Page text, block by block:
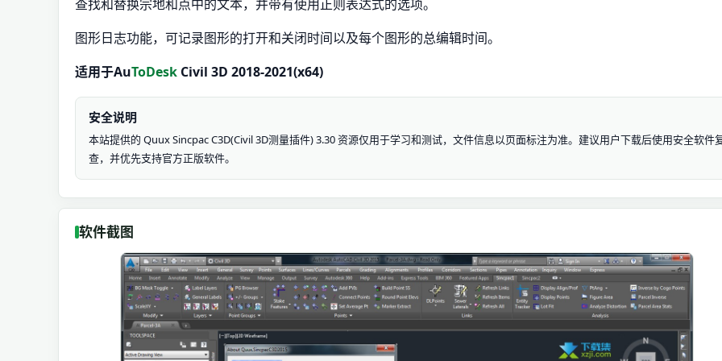
查找和替换宗地和点中的文本，并带有使用正则表达式的选项。
图形日志功能，可记录图形的打开和关闭时间以及每个图形的总编辑时间。
适用于AuToDesk Civil 3D 2018-2021(x64)
安全说明
本站提供的 Quux Sincpac C3D(Civil 3D测量插件) 3.30 资源仅用于学习和测试，文件信息以页面标注为准。建议用户下载后使用安全软件
查，并优先支持官方正版软件。
软件截图